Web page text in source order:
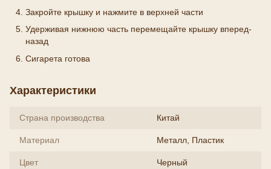
Закройте крышку и нажмите в верхней части
Удерживая нижнюю часть перемещайте крышку вперед-
назад
Сигарета готова
Характеристики
Страна производства Китай
Материал Металл, Пластик
Цвет Черный